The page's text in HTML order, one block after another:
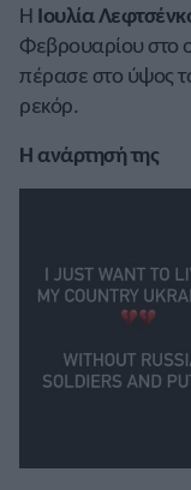
Η Ιουλία
Φεβρουαρίου στο
πέρασε στο ύψος
ρεκόρ.
Η ανάρτησή της